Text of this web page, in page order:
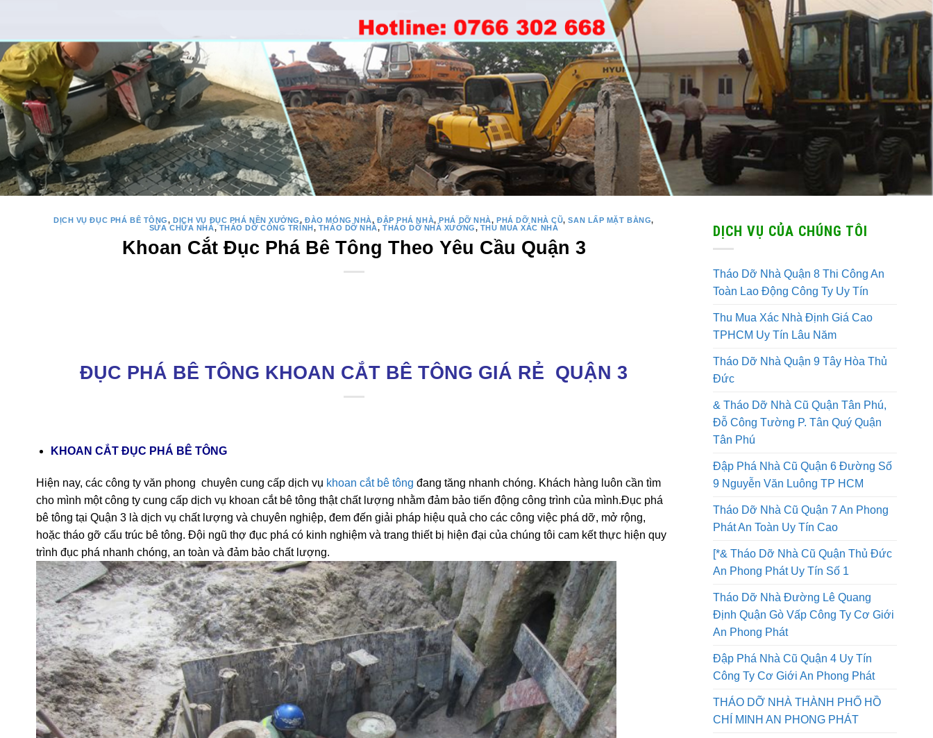
THÁO DỠ NHÀ
KHOAN CẮT ĐỤC PHÁ BÊ TÔNG
Hiện nay, các công ty văn phong chuyên cung cấp dịch vụkhoan cắt bê tôngđang tăng nhanh chóng. Khách hàng luôn cần tìm
cho mình một công ty cung cấp dịch vụ khoan cắt bê tông thật chất lượng nhằm đảm bảo tiến động công trình của mình.Đục phá
bê tông tại Quận 3 là dịch vụ chất lượng và chuyên nghiệp, đem đến giải pháp hiệu quả cho các công việc phá dỡ, mở rộng,
hoặc tháo gỡ cấu trúc bê tông. Đội ngũ thợ đục phá có kinh nghiệm và trang thiết bị hiện đại của chúng tôi cam kết thực hiện quy
trình đục phá nhanh chóng, an toàn và đảm bảo chất lượng.
DỊCH VỤ CỦA CHÚNG TÔI
Tháo Dỡ Nhà Quận 8 Thi Công An
Toàn Lao Động Công Ty Uy Tín
Thu Mua Xác Nhà Định Giá Cao
TPHCM Uy Tín Lâu Năm
Tháo Dỡ Nhà Quận 9 Tây Hòa Thủ
Đức
& Tháo Dỡ Nhà Cũ Quận Tân Phú,
Đỗ Công Tường P. Tân Quý Quận
Tân Phú
Đập Phá Nhà Cũ Quận 6 Đường Số
9 Nguyễn Văn Luông TP HCM
Tháo Dỡ Nhà Cũ Quận 7 An Phong
Phát An Toàn Uy Tín Cao
[*& Tháo Dỡ Nhà Cũ Quận Thủ Đức
An Phong Phát Uy Tín Số 1
Tháo Dỡ Nhà Đường Lê Quang
Định Quận Gò Vấp Công Ty Cơ Giới
An Phong Phát
Đập Phá Nhà Cũ Quận 4 Uy Tín
Công Ty Cơ Giới An Phong Phát